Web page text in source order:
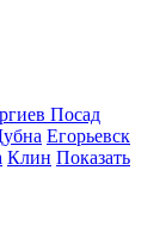
Посад
Егорьевск
Клин Показать